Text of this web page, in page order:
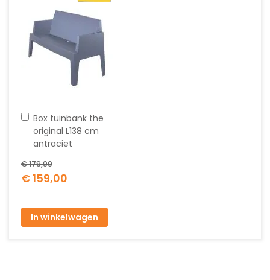
Box tuinbank the
original L138 cm
antraciet
Special
Price
€ 159,00
€ 179,00
In
winkelwagen
In winkelwagen